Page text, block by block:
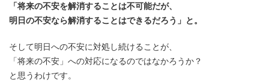
「将来の不安を解消することは不可能だが、
明日の不安なら解消することはできるだろう」と。
そして明日への不安に対処し続けることが、
「将来の不安」への対応になるのではなかろうか？
と思うわけです。